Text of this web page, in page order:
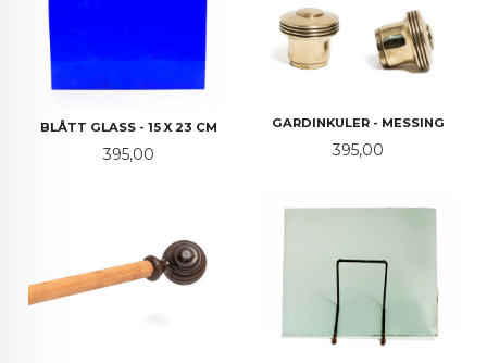
BLÅTT GLASS - 15 X 23 CM
Pris
395,00
GARDINKULER - MESSING
Pris
395,00